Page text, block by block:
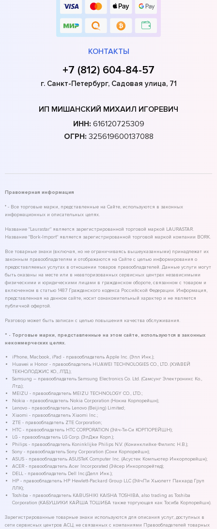
КОНТАКТЫ
+7 (812) 604-84-57
г. Санкт-Петербург, Садовая улица, 71
ИП МИШАНСКИЙ МИХАИЛ ИГОРЕВИЧ
ИНН: 616120725309
ОГРН: 325619600137088
Правомерная информация
* - Все торговые марки, представленные на Сайте, используются в законных
информационных и описательных целях.
Название "Laurastar" является зарегистрированной торговой маркой LAURASTAR.
Название "Bork-Import" является зарегистрированной торговой маркой компании BORK.
Все товарные знаки (включая, но не ограничиваясь вышеуказанными) принадлежат их
законным правообладателям и отображаются на Сайте с целью информирования о
предоставляемых услугах в отношении товаров правообладателей. Данные услуги могут
быть оказаны на месте или в неавторизованных сервисных центрах независимыми
физическими и юридическими лицами в гражданском обороте, связанном с товаром и
включенном в статью 1487 Гражданского кодекса Российской Федерации. Информация,
представленная на данном сайте, носит ознакомительный характер и не является
публичной офертой.
Разговор может быть записан с целью повышения качества обслуживания.
* - Торговые марки, представленные на этом сайте, используются в законных
некоммерческих целях.
iPhone, Macbook, iPad - правообладатель Apple Inc. (Эпл Инк.);
Huawei и Honor - правообладатель HUAWEI TECHNOLOGIES CO., LTD. (ХУАВЕЙ
ТЕКНОЛОДЖИС КО., ЛТД.);
Samsung – правообладатель Samsung Electronics Co. Ltd. (Самсунг Электроникс Ко.,
Лтд.);
MEIZU - правообладатель MEIZU TECHNOLOGY CO., LTD.;
Nokia - правообладатель Nokia Corporation (Нокиа Корпорейшн);
Lenovo - правообладатель Lenovo (Beijing) Limited;
Xiaomi - правообладатель Xiaomi Inc.;
ZTE - правообладатель ZTE Corporation;
HTC - правообладатель HTC CORPORATION (Эйч-Ти-Си КОРПОРЕЙШН);
LG - правообладатель LG Corp. (ЭлДжи Корп.);
Philips - правообладатель Koninklijke Philips N.V. (Конинклийке Филипс Н.В.);
Sony - правообладатель Sony Corporation (Сони Корпорейшн);
ASUS - правообладатель ASUSTeK Computer Inc. (Асустек Компьютер Инкорпорейшн);
ACER - правообладатель Acer Incorporated (Эйсер Инкорпорейтед);
DELL - правообладатель Dell Inc.(Делл Инк.);
HP - правообладатель HP Hewlett-Packard Group LLC (ЭйчПи Хьюлетт Паккард Груп
ЛЛК);
Toshiba - правообладатель KABUSHIKI KAISHA TOSHIBA, also trading as Toshiba
Corporation (КАБУШИКИ КАЙША ТОШИБА также торгующая как Тосиба Корпорейшн).
Зарегистрированные товарные знаки используются для описания услуг, доступных в
сети сервисных центров АСЦ, не связанных с компаниями Правообладателей товарных